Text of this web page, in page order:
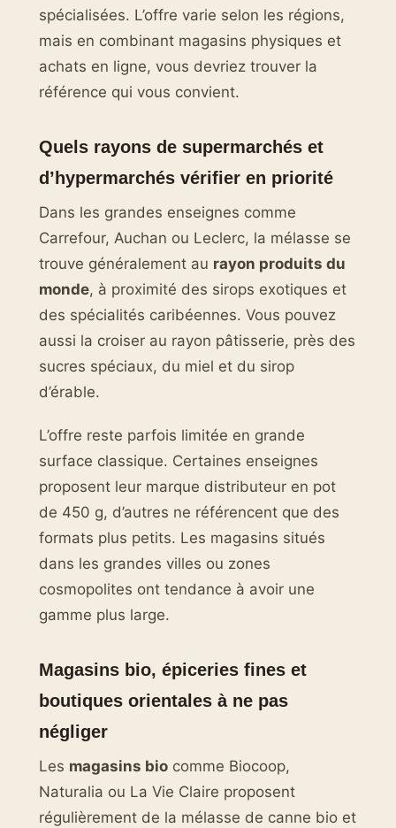
spécialisées. L’offre varie selon les régions,
mais en combinant magasins physiques et
achats en ligne, vous devriez trouver la
référence qui vous convient.
Quels rayons de supermarchés et
d’hypermarchés vérifier en priorité
Dans les grandes enseignes comme
Carrefour, Auchan ou Leclerc, la mélasse se
trouve généralement au rayon produits du
monde, à proximité des sirops exotiques et
des spécialités caribéennes. Vous pouvez
aussi la croiser au rayon pâtisserie, près des
sucres spéciaux, du miel et du sirop
d’érable.
L’offre reste parfois limitée en grande
surface classique. Certaines enseignes
proposent leur marque distributeur en pot
de 450 g, d’autres ne référencent que des
formats plus petits. Les magasins situés
dans les grandes villes ou zones
cosmopolites ont tendance à avoir une
gamme plus large.
Magasins bio, épiceries fines et
boutiques orientales à ne pas
négliger
Les magasins bio comme Biocoop,
Naturalia ou La Vie Claire proposent
régulièrement de la mélasse de canne bio et